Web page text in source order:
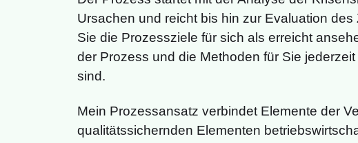
Ursachen und reicht bis hin zur Evaluation des
Sie die Prozessziele für sich als erreicht
der Prozess und die Methoden für Sie
sind.
Mein Prozessansatz verbindet Elemente der
qualitätssichernden Elementen